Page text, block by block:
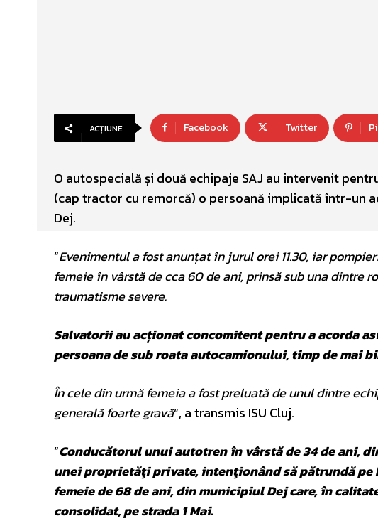
ACȚIUNE Facebook Twitter
O autospecială și două echipaje SAJ au intervenit
(cap tractor cu remorcă) o persoană implicată într-un
Dej.
“Evenimentul a fost anunțat în jurul orei 11.30, iar
femeie în vârstă de cca 60 de ani, prinsă sub una
traumatisme severe.
Salvatorii au acționat concomitent pentru a acorda
persoana de sub roata autocamionului, timp de mai
În cele din urmă femeia a fost preluată de unul dintre
generală foarte gravă“, a transmis ISU Cluj.
“Conducătorul unui autotren în vârstă de 34 de ani,
unei proprietăţi private, intenţionând să pătrundă pe
femeie de 68 de ani, din municipiul Dej care, în
consolidat, pe strada 1 Mai.